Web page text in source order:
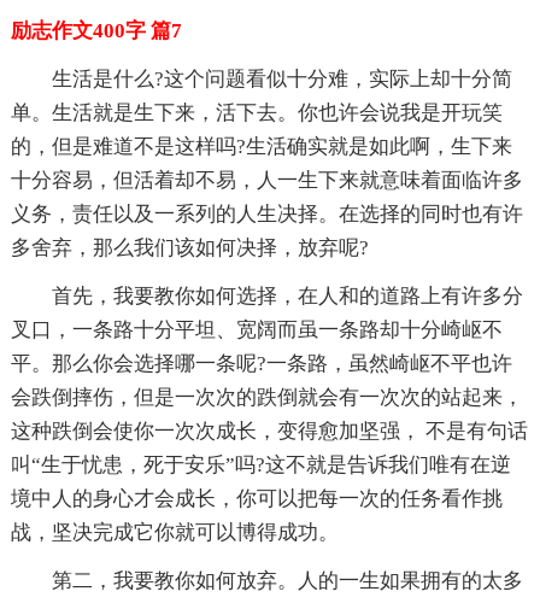
励志作文400字 篇7
生活是什么?这个问题看似十分难，实际上却十分简
单。生活就是生下来，活下去。你也许会说我是开玩笑
的，但是难道不是这样吗?生活确实就是如此啊，生下来
十分容易，但活着却不易，人一生下来就意味着面临许多
义务，责任以及一系列的人生决择。在选择的同时也有许
多舍弃，那么我们该如何决择，放弃呢?
首先，我要教你如何选择，在人和的道路上有许多分
叉口，一条路十分平坦、宽阔而虽一条路却十分崎岖不
平。那么你会选择哪一条呢?一条路，虽然崎岖不平也许
会跌倒摔伤，但是一次次的跌倒就会有一次次的站起来，
这种跌倒会使你一次次成长，变得愈加坚强， 不是有句话
叫“生于忧患，死于安乐”吗?这不就是告诉我们唯有在逆
境中人的身心才会成长，你可以把每一次的任务看作挑
战，坚决完成它你就可以博得成功。
第二，我要教你如何放弃。人的一生如果拥有的太多